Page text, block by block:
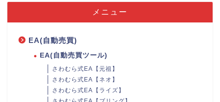
メニュー
EA(自動売買)
EA(自動売買ツール)
さわむら式EA【元祖】
さわむら式EA【ネオ】
さわむら式EA【ライズ】